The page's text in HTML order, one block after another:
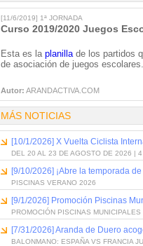
[11/6/2019] 1ª JORNADA
Curso 2019/2020 Juegos
Esta es la planillade los partidos
de asociación de juegos escolares.
Autor: ARANDACTIVA.COM
MÁS NOTICIAS
[10/1/2026] X Vuelta Ciclista
DEL 20 AL 23 DE AGOSTO DE 2026 | 4
[9/10/2026] ¡Abre la temporada
PISCINAS VERANO 2026
[9/1/2026] Promoción Piscinas
PROMOCIÓN PISCINAS
[7/31/2026] Aranda de Duero
BALONMANO: ESPAÑA VS FRANCIA